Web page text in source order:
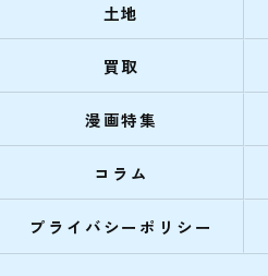
土地
買取
漫画特集
コラム
プライバシーポリシー